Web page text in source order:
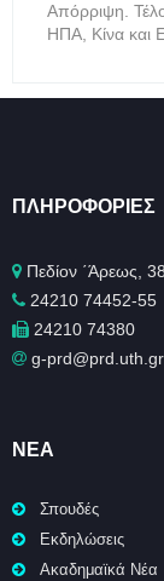
Απόρριψη.
ΗΠΑ, Κίνα και
ΠΛΗΡΟΦΟΡΊΕΣ
Πεδίον ΄Άρεως,
24210 74452-55
24210 74380
g-prd@prd.uth.gr
ΝΈΑ
Σπουδές
Εκδηλώσεις
Ακαδημαϊκά Νέα